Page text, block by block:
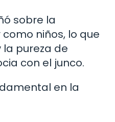
sobre la
niños, lo que
la pureza de
con el junco.
en la